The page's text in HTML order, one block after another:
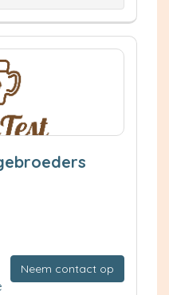
Neem contact op